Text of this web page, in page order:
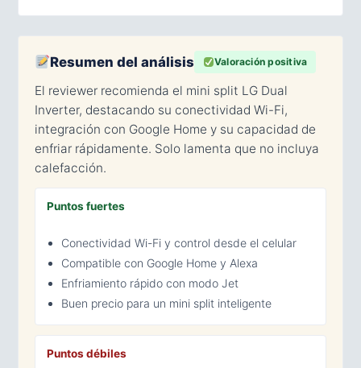
Resumen del análisis Valoración positiva
El reviewer recomienda el mini split LG Dual
Inverter, destacando su conectividad Wi-Fi,
integración con Google Home y su capacidad de
enfriar rápidamente. Solo lamenta que no incluya
calefacción.
Puntos fuertes
Conectividad Wi-Fi y control desde el celular
Compatible con Google Home y Alexa
Enfriamiento rápido con modo Jet
Buen precio para un mini split inteligente
Puntos débiles